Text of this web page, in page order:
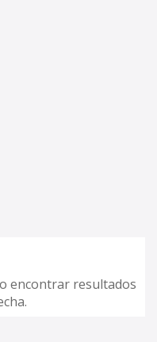
encontrar resultados